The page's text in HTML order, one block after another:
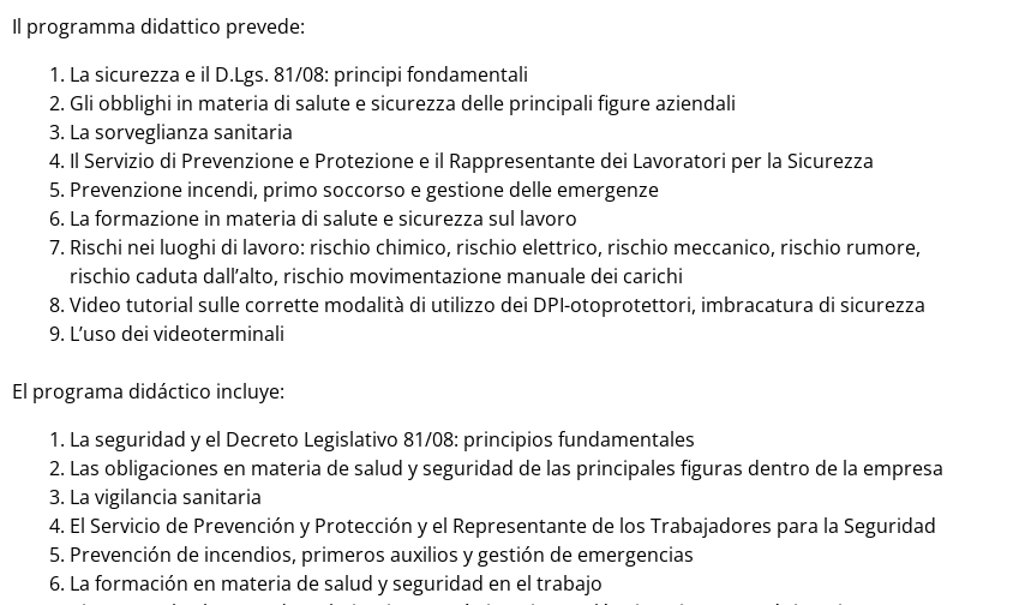
Il programma didattico prevede:
La sicurezza e il D.Lgs. 81/08: principi fondamentali
Gli obblighi in materia di salute e sicurezza delle principali figure aziendali
La sorveglianza sanitaria
Il Servizio di Prevenzione e Protezione e il Rappresentante dei Lavoratori per la Sicurezza
Prevenzione incendi, primo soccorso e gestione delle emergenze
La formazione in materia di salute e sicurezza sul lavoro
Rischi nei luoghi di lavoro: rischio chimico, rischio elettrico, rischio meccanico, rischio rumore,
rischio caduta dall’alto, rischio movimentazione manuale dei carichi
Video tutorial sulle corrette modalità di utilizzo dei DPI-otoprotettori, imbracatura di sicurezza
L’uso dei videoterminali
El programa didáctico incluye:
La seguridad y el Decreto Legislativo 81/08: principios fundamentales
Las obligaciones en materia de salud y seguridad de las principales figuras dentro de la empresa
La vigilancia sanitaria
El Servicio de Prevención y Protección y el Representante de los Trabajadores para la Seguridad
Prevención de incendios, primeros auxilios y gestión de emergencias
La formación en materia de salud y seguridad en el trabajo